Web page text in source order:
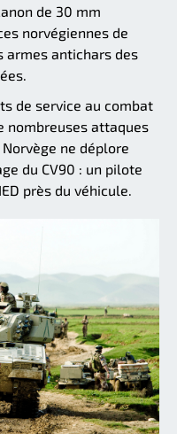
de 30 mm
norvégiennes de
armes antichars des
de service au combat
nombreuses attaques
ne déplore
du CV90 : un pilote
près du véhicule.